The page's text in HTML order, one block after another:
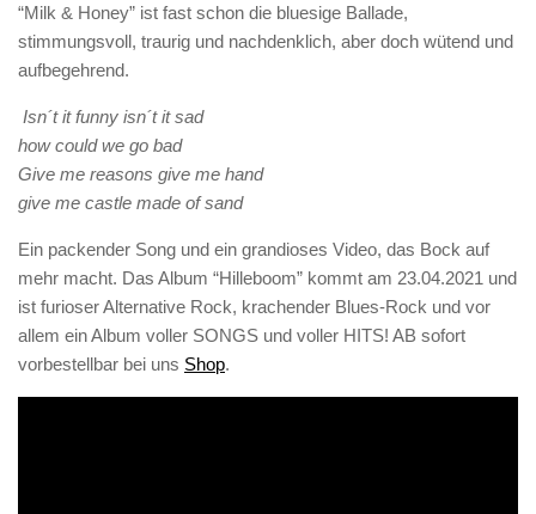
“Milk & Honey” ist fast schon die bluesige Ballade,
stimmungsvoll, traurig und nachdenklich, aber doch wütend und
aufbegehrend.
Isn´t it funny isn´t it sad
how could we go bad
Give me reasons give me hand
give me castle made of sand
Ein packender Song und ein grandioses Video, das Bock auf
mehr macht. Das Album “Hilleboom” kommt am 23.04.2021 und
ist furioser Alternative Rock, krachender Blues-Rock und vor
allem ein Album voller SONGS und voller HITS! AB sofort
vorbestellbar bei uns Shop.